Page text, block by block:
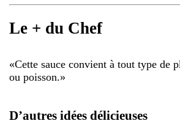
Le + du Chef
«Cette sauce convient à tout type de
ou poisson.»
D’autres idées délicieuses